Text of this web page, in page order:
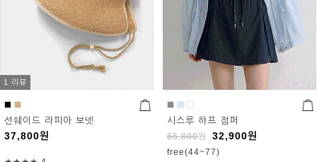
1 리뷰
선쉐이드 라피아 보넷
37,800원
시스루 하프 점퍼
65,800원 32,900원
free(44~77)